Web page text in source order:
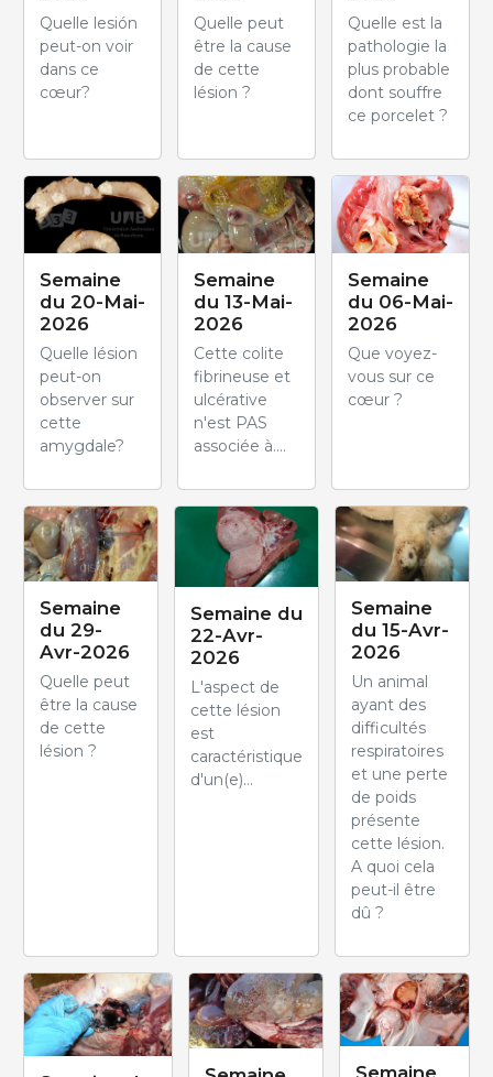
Quelle lesión
peut-on voir
dans ce
cœur?
Quelle peut
être la cause
de cette
lésion ?
Quelle est la
pathologie la
plus probable
dont souffre
ce porcelet ?
Semaine
du 20-Mai-
2026
Quelle lésion
peut-on
observer sur
cette
amygdale?
Semaine
du 13-Mai-
2026
Cette colite
fibrineuse et
ulcérative
n'est PAS
associée à....
Semaine
du 06-Mai-
2026
Que voyez-
vous sur ce
cœur ?
Semaine
du 29-
Avr-2026
Quelle peut
être la cause
de cette
lésion ?
Semaine du
22-Avr-
2026
L'aspect de
cette lésion
est
caractéristique
d'un(e)...
Semaine
du 15-Avr-
2026
Un animal
ayant des
difficultés
respiratoires
et une perte
de poids
présente
cette lésion.
A quoi cela
peut-il être
dû ?
Semaine